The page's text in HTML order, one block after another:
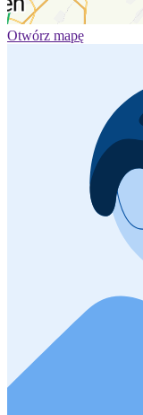
Otwórz mapę